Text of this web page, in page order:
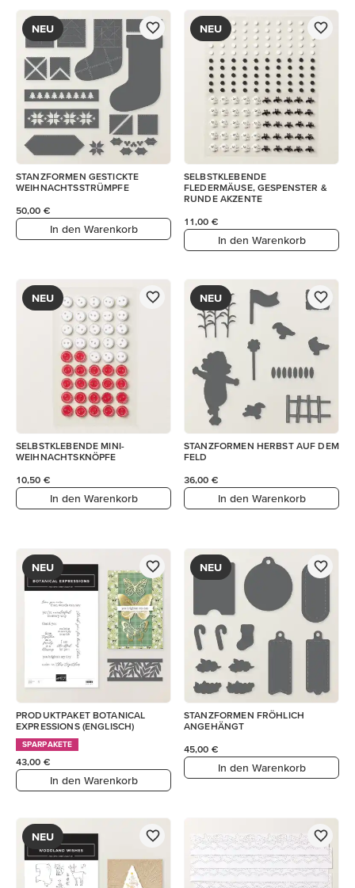
NEU
STANZFORMEN GESTICKTE
WEIHNACHTSSTRÜMPFE
50,00 €
In den Warenkorb
NEU
SELBSTKLEBENDE
FLEDERMÄUSE, GESPENSTER &
RUNDE AKZENTE
11,00 €
In den Warenkorb
NEU
SELBSTKLEBENDE MINI-
WEIHNACHTSKNÖPFE
10,50 €
In den Warenkorb
NEU
STANZFORMEN HERBST AUF DEM
FELD
36,00 €
In den Warenkorb
NEU
PRODUKTPAKET BOTANICAL
EXPRESSIONS (ENGLISCH)
SPARPAKETE
43,00 €
In den Warenkorb
NEU
STANZFORMEN FRÖHLICH
ANGEHÄNGT
45,00 €
In den Warenkorb
NEU